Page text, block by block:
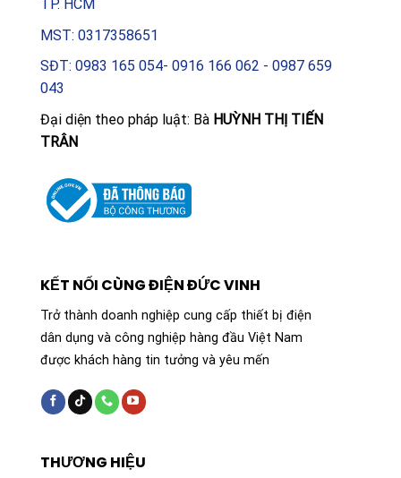
TP. HCM
MST: 0317358651
SĐT: 0983 165 054- 0916 166 062 - 0987 659
043
Đại diện theo pháp luật: Bà HUỲNH THỊ TIẾN
TRÂN
THƯƠNG HIỆU
KẾT NỐI CÙNG ĐIỆN ĐỨC VINH
Trở thành doanh nghiệp cung cấp thiết bị điện
dân dụng và công nghiệp hàng đầu Việt Nam
được khách hàng tin tưởng và yêu mến